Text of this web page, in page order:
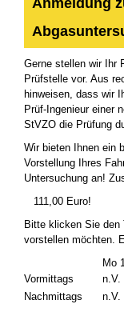
Anmeldung
Gerne stellen wir Ihr
Prüfstelle vor. Aus
hinweisen, dass wir
Prüf-Ingenieur einer
StVZO die Prüfung
Wir bieten Ihnen ein
Vorstellung Ihres
Untersuchung an!
111,00 Euro!
Bitte klicken Sie den
vorstellen möchten.
Mo
Vormittags
n.V.
Nachmittags
n.V.